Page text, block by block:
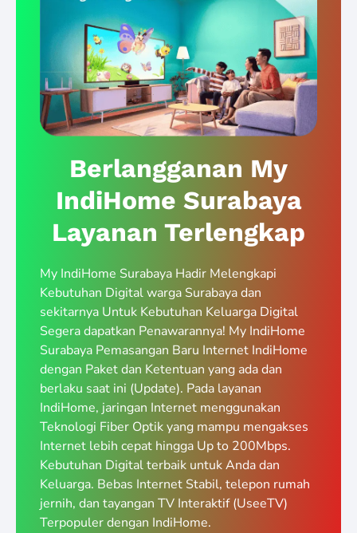
Berlangganan My
IndiHome Surabaya
Layanan Terlengkap
My IndiHome Surabaya Hadir Melengkapi
Kebutuhan Digital warga Surabaya dan
sekitarnya Untuk Kebutuhan Keluarga Digital
Segera dapatkan Penawarannya! My IndiHome
Surabaya Pemasangan Baru Internet IndiHome
dengan Paket dan Ketentuan yang ada dan
berlaku saat ini (Update). Pada layanan
IndiHome, jaringan Internet menggunakan
Teknologi Fiber Optik yang mampu mengakses
Internet lebih cepat hingga Up to 200Mbps.
Kebutuhan Digital terbaik untuk Anda dan
Keluarga. Bebas Internet Stabil, telepon rumah
jernih, dan tayangan TV Interaktif (UseeTV)
Terpopuler dengan IndiHome.